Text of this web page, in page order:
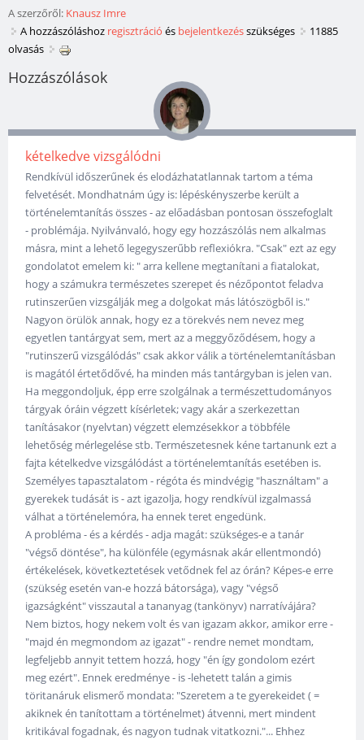
A szerzőről: Knausz Imre
A hozzászóláshoz regisztráció és bejelentkezésszükséges
11885
olvasás
Hozzászólások
kételkedve vizsgálódni
Rendkívül időszerűnek és elodázhatatlannak tartom a téma
felvetését. Mondhatnám úgy is: lépéskényszerbe került a
történelemtanítás összes - az előadásban pontosan összefoglalt
- problémája. Nyilvánvaló, hogy egy hozzászólás nem alkalmas
másra, mint a lehető legegyszerűbb reflexiókra. "Csak" ezt az egy
gondolatot emelem ki: " arra kellene megtanítani a fiatalokat,
hogy a számukra természetes szerepet és nézőpontot feladva
rutinszerűen vizsgálják meg a dolgokat más látószögből is."
Nagyon örülök annak, hogy ez a törekvés nem nevez meg
egyetlen tantárgyat sem, mert az a meggyőződésem, hogy a
"rutinszerű vizsgálódás" csak akkor válik a történelemtanításban
is magától értetődővé, ha minden más tantárgyban is jelen van.
Ha meggondoljuk, épp erre szolgálnak a természettudományos
tárgyak óráin végzett kísérletek; vagy akár a szerkezettan
tanításakor (nyelvtan) végzett elemzésekkor a többféle
lehetőség mérlegelése stb. Természetesnek kéne tartanunk ezt a
fajta kételkedve vizsgálódást a történelemtanítás esetében is.
Személyes tapasztalatom - régóta és mindvégig "használtam" a
gyerekek tudását is - azt igazolja, hogy rendkívül izgalmassá
válhat a történelemóra, ha ennek teret engedünk.
A probléma - és a kérdés - adja magát: szükséges-e a tanár
"végső döntése", ha különféle (egymásnak akár ellentmondó)
értékelések, következtetések vetődnek fel az órán? Képes-e erre
(szükség esetén van-e hozzá bátorsága), vagy "végső
igazságként" visszautal a tananyag (tankönyv) narratívájára?
Nem biztos, hogy nekem volt és van igazam akkor, amikor erre -
"majd én megmondom az igazat" - rendre nemet mondtam,
legfeljebb annyit tettem hozzá, hogy "én így gondolom ezért
meg ezért". Ennek eredménye - is -lehetett talán a gimis
töritanáruk elismerő mondata: "Szeretem a te gyerekeidet ( =
akiknek én tanítottam a történelmet) átvenni, mert mindent
kritikával fogadnak, és nagyon tudnak vitatkozni."... Ehhez